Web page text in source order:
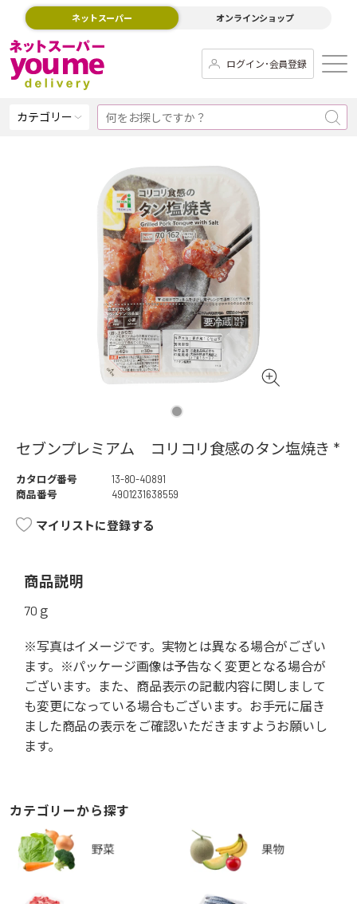
ネットスーパー オンラインショップ
ログイン･会員登録
カテゴリー
セブンプレミアム コリコリ食感のタン塩焼き *
カタログ番号
13-80-40891
商品番号
4901231638559
マイリストに登録する
商品説明
70ｇ
※写真はイメージです。実物とは異なる場合がござい
ます。※パッケージ画像は予告なく変更となる場合が
ございます。また、商品表示の記載内容に関しまして
も変更になっている場合もございます。お手元に届き
ました商品の表示をご確認いただきますようお願いし
ます。
カテゴリーから探す